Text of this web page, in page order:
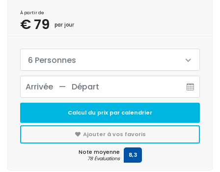
À partir de
€ 79 par jour
6 Personnes
Calcul du prix par calendrier
Ajouter à vos favoris
Note moyenne
78 Évaluations 8,3